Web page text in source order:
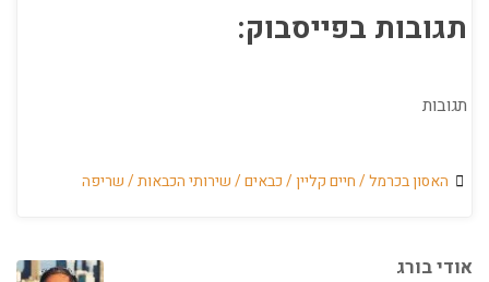
תגובות בפייסבוק:
תגובות
האסון בכרמל / חיים קליין / כבאים / שירותי הכבאות / שריפה
אודי בורג